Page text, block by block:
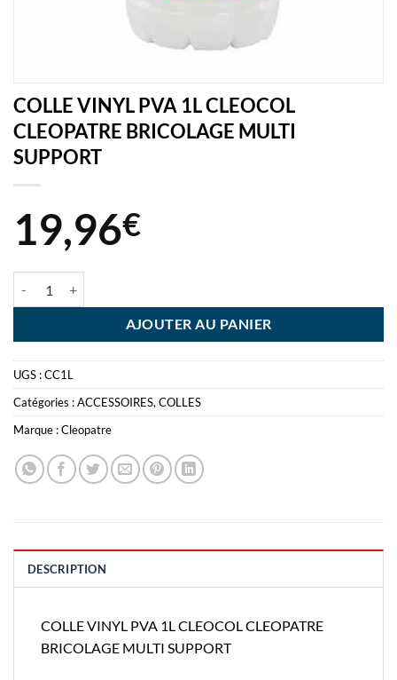
COLLE VINYL PVA 1L CLEOCOL
CLEOPATRE BRICOLAGE MULTI
SUPPORT
19,96€
AJOUTER AU PANIER
UGS :CC1L
Catégories :ACCESSOIRES, COLLES
Marque :Cleopatre
DESCRIPTION
COLLE VINYL PVA 1L CLEOCOL CLEOPATRE
BRICOLAGE MULTI SUPPORT